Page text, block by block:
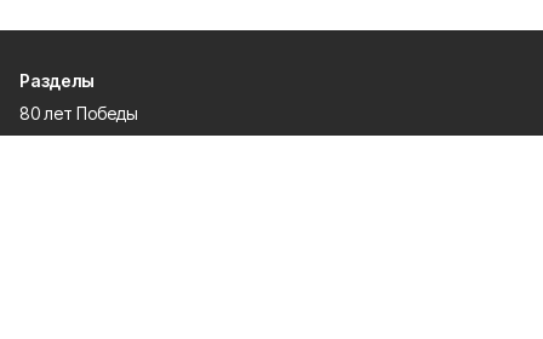
Разделы
80 лет Победы